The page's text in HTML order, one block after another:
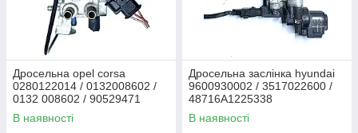
Дросельна opel corsa
0280122014 / 0132008602 /
0132 008602 / 90529471
Bosch
В наявності
Дросельна заслінка hyundai
9600930002 / 3517022600 /
48716A1225338
В наявності